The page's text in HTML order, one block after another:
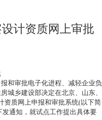
计资质网上审批
和审批电子化进程、减轻企业负
城乡建设部决定在北京、山东、
资质网上申报和审批系统(以下简
通知，就试点工作提出具体要